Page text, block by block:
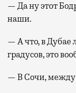
— Да ну этот
наши.
— А что, в Дубае
градусов, это
— В Сочи, между